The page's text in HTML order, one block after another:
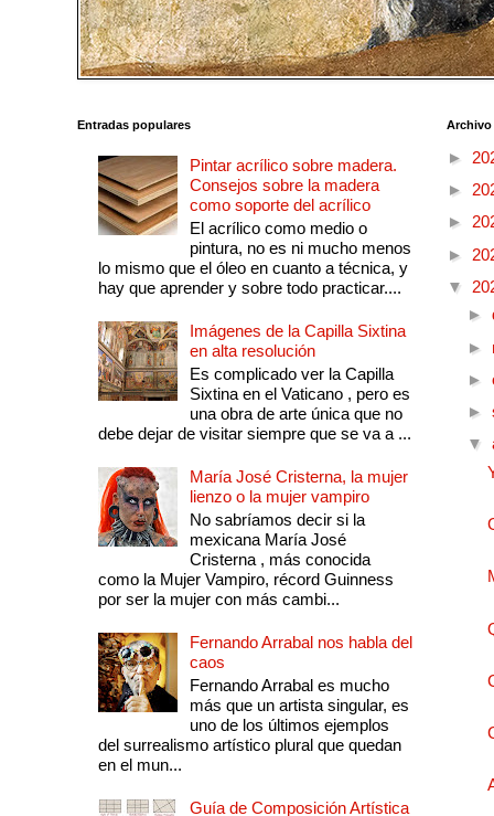
Entradas populares
Pintar acrílico sobre madera.
Consejos sobre la madera
como soporte del acrílico
El acrílico como medio o
pintura, no es ni mucho menos
lo mismo que el óleo en cuanto a técnica, y
hay que aprender y sobre todo practicar....
Imágenes de la Capilla Sixtina
en alta resolución
Es complicado ver la Capilla
Sixtina en el Vaticano , pero es
una obra de arte única que no
debe dejar de visitar siempre que se va a ...
María José Cristerna, la mujer
lienzo o la mujer vampiro
No sabríamos decir si la
mexicana María José
Cristerna , más conocida
como la Mujer Vampiro, récord Guinness
por ser la mujer con más cambi...
Fernando Arrabal nos habla del
caos
Fernando Arrabal es mucho
más que un artista singular, es
uno de los últimos ejemplos
del surrealismo artístico plural que quedan
en el mun...
Guía de Composición Artística
►
►
►
►
▼
►
►
►
►
▼